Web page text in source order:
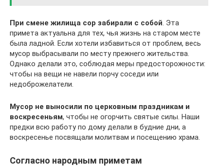
При смене жилища сор забирали с собой . Эта
примета актуальна для тех, чья жизнь на старом месте
была ладной. Если хотели избавиться от проблем, весь
мусор выбрасывали по месту прежнего жительства.
Однако делали это, соблюдая меры предосторожности:
чтобы на вещи не навели порчу соседи или
недоброжелатели.
Мусор не выносили по церковным праздникам и
воскресеньям, чтобы не огорчить святые силы. Наши
предки всю работу по дому делали в будние дни, а
воскресенье посвящали молитвам и посещению храма.
Согласно народным приметам